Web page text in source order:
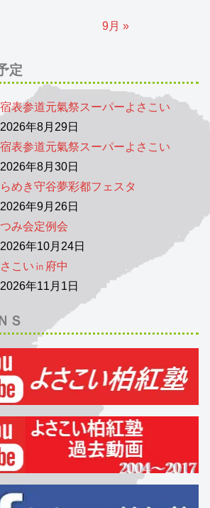
9月 »
定
表参道元氣祭スーパーよさこい
年8月29日
表参道元氣祭スーパーよさこい
年8月30日
めき守谷夢彩都フェスタ
年9月26日
み会定例会
年10月24日
こい㏌府中
年11月1日
Ｓ